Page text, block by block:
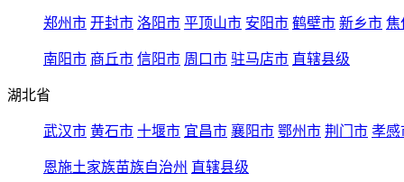
郑州市 开封市 洛阳市 平顶山市 安阳市 鹤壁市 新乡市 焦
南阳市 商丘市 信阳市 周口市 驻马店市 直辖县级
湖北省
武汉市 黄石市 十堰市 宜昌市 襄阳市 鄂州市 荆门市 孝感
恩施土家族苗族自治州 直辖县级